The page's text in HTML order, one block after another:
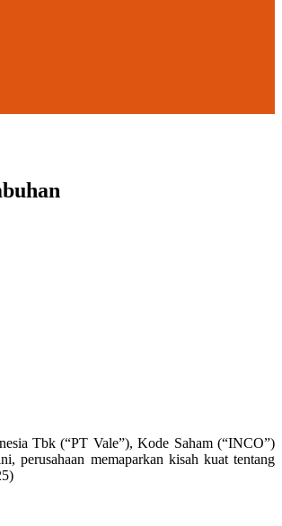
Tbk (“PT Vale”), Kode Saham (“INCO”)
perusahaan memaparkan kisah kuat tentang